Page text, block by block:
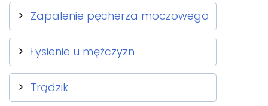
Zapalenie pęcherza moczowego
Łysienie u mężczyzn
Trądzik